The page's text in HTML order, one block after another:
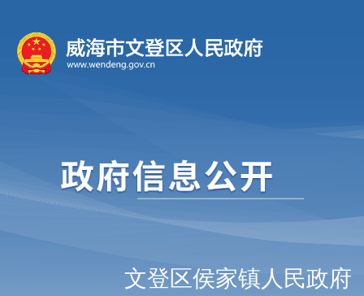
文登区侯家镇人民政府